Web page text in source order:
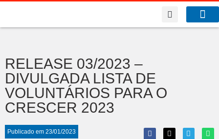
RELEASE 03/2023 –
DIVULGADA LISTA DE
VOLUNTÁRIOS PARA O
CRESCER 2023
Publicado em 23/01/2023